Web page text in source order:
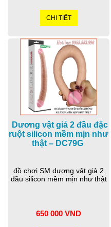
CHI TIẾT
Dương vật giả 2 đầu đặc
ruột silicon mềm mịn như
thật – DC79G
đồ chơi SM dương vật giả 2
đầu silicon mềm mịn như thật
650 000 VND